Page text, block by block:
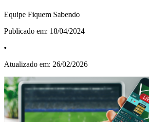
Equipe Fiquem Sabendo
Publicado em: 18/04/2024
•
Atualizado em: 26/02/2026